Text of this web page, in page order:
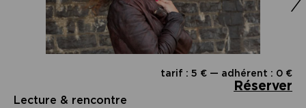
tarif : 5 € — adhérent : 0 €
Réserver
Lecture & rencontre